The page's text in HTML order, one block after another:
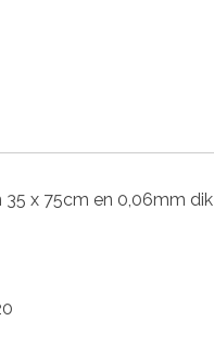
x 75cm en 0,06mm dik